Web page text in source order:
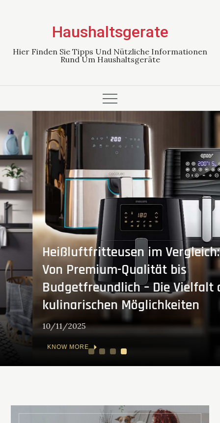
Haushaltsgerate
Hier Finden Sie Tipps Und Nützliche Informationen
Rund Um Haushaltsgeräte
Heißluftfritteusen im Vergleich:
Von Premium-Qualität bis
Budgetfreundlich – Die Vielfalt der
kulinarischen Möglichkeiten
10/11/2025
KNOW MORE
1 234